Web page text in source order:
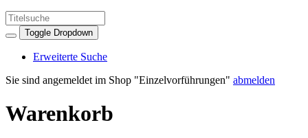
Toggle Dropdown
Erweiterte Suche
Sie sind angemeldet im Shop "Einzelvorführungen" abmelden
Warenkorb